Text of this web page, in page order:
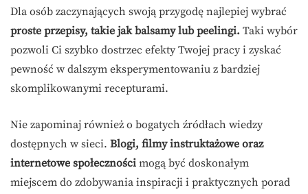
Dla osób zaczynających swoją przygodę najlepiej wybrać
proste przepisy, takie jak balsamy lub peelingi. Taki wybór
pozwoli Ci szybko dostrzec efekty Twojej pracy i zyskać
pewność w dalszym eksperymentowaniu z bardziej
skomplikowanymi recepturami.
Nie zapominaj również o bogatych źródłach wiedzy
dostępnych w sieci. Blogi, filmy instruktażowe oraz
internetowe społeczności mogą być doskonałym
miejscem do zdobywania inspiracji i praktycznych porad